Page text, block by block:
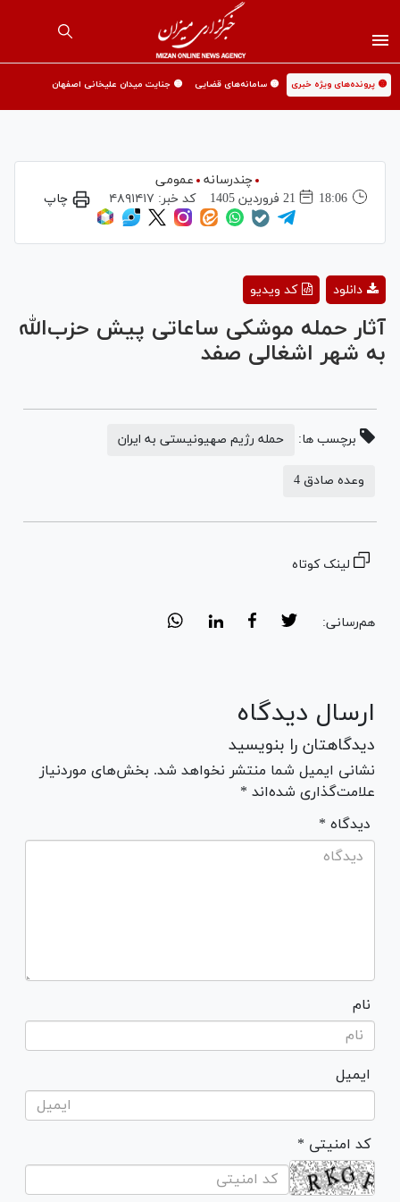
🟡 پرونده‌های ویژه خبری 🟡 سامانه‌های قضایی 🟡 جنایت میدان علیخانی اصفهان
چندرسانه
عمومی
18:06
21 فروردين 1405 کد خبر: ۴۸۹۱۴۱۷ چاپ
Video
کد ویدیو دانلود
آثار حمله موشکی ساعاتی پیش حزب‌الله
به شهر اشغالی صفد
برچسب ها: حمله رژیم صهیونیستی به ایران
وعده صادق 4
لینک کوتاه
هم‌رسانی:
ارسال دیدگاه
دیدگاهتان را بنویسید
نشانی ایمیل شما منتشر نخواهد شد. بخش‌های موردنیاز
علامت‌گذاری شده‌اند *
* دیدگاه
نام
ایمیل
* کد امنیتی